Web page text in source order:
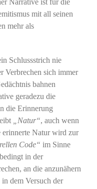
Narrative ist für die
mit all seinen
mehr als
Schlussstrich nie
Verbrechen sich immer
bahnen
geradezu die
die Erinnerung
„Natur“, auch wenn
Natur wird zur
Code“ im Sinne
in der
an die anzunähern
dem Versuch der